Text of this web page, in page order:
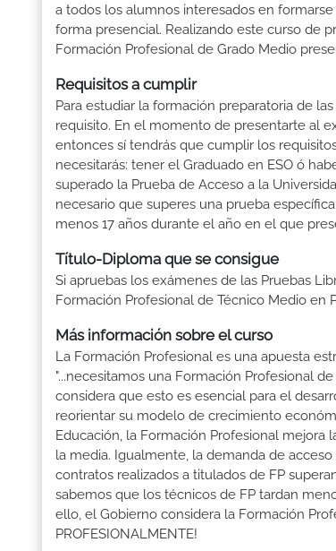
a todos los alumnos interesados en
forma presencial. Realizando este curso de
Formación Profesional de Grado Medio
Requisitos a cumplir
Para estudiar la formación preparatoria de
requisito. En el momento de presentarte al
entonces sí tendrás que cumplir los
necesitarás: tener el Graduado en ESO ó
superado la Prueba de Acceso a la
necesario que superes una prueba
menos 17 años durante el año en el que
Título-Diploma que se consigue
Si apruebas los exámenes de las Pruebas
Formación Profesional de Técnico Medio en
Más información sobre el curso
La Formación Profesional es una apuesta
"...necesitamos una Formación Profesional
considera que esto es esencial para el
reorientar su modelo de crecimiento
Educación, la Formación Profesional mejora
la media. Igualmente, la demanda de
contratos realizados a titulados de FP
sabemos que los técnicos de FP tardan
ello, el Gobierno considera la Formación
PROFESIONALMENTE!